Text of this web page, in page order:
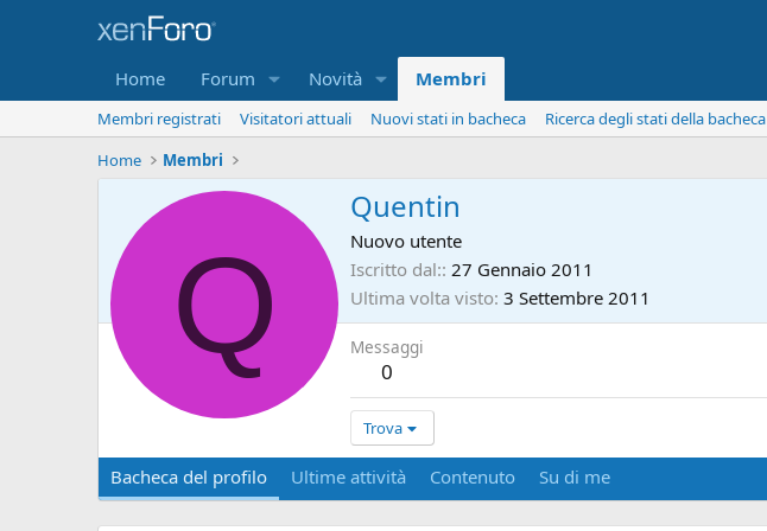
Home Forum Novità Membri
Membri registrati Visitatori attuali Nuovi stati in bacheca
Ricerca degli stati della bacheca
Home
Membri
Q
Quentin
Nuovo utente
Iscritto dal: 27 Gennaio 2011
Ultima volta visto 3 Settembre 2011
Messaggi
0
Trova
Bacheca del profilo Ultime attività Contenuto Su di me